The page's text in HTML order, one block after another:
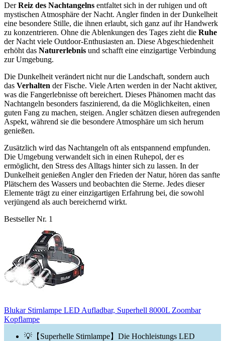
DerReiz des Nachtangelns entfaltet sich in der ruhigen und oft
mystischen Atmosphäre der Nacht. Angler finden in der Dunkelheit
eine besondere Stille, die ihnen erlaubt, sich ganz auf ihr Handwerk
zu konzentrieren. Ohne die Ablenkungen des Tages zieht die Ruhe
der Nacht viele Outdoor-Enthusiasten an. Diese Abgeschiedenheit
erhöht das Naturerlebnis und schafft eine einzigartige Verbindung
zur Umgebung.
Die Dunkelheit verändert nicht nur die Landschaft, sondern auch
das Verhalten der Fische. Viele Arten werden in der Nacht aktiver,
was die Fangerlebnisse oft bereichert. Dieses Phänomen macht das
Nachtangeln besonders faszinierend, da die Möglichkeiten, einen
guten Fang zu machen, steigen. Angler schätzen diesen aufregenden
Aspekt, während sie die besondere Atmosphäre um sich herum
genießen.
Zusätzlich wird das Nachtangeln oft als entspannend empfunden.
Die Umgebung verwandelt sich in einen Ruhepol, der es
ermöglicht, den Stress des Alltags hinter sich zu lassen. In der
Dunkelheit genießen Angler den Frieden der Natur, hören das sanfte
Plätschern des Wassers und beobachten die Sterne. Jedes dieser
Elemente trägt zu einer einzigartigen Erfahrung bei, die sowohl
verjüngend als auch bereichernd wirkt.
Bestseller Nr. 1
Blukar Stirnlampe LED Aufladbar, Superhell 8000L Zoombar
Kopflampe
💡【Superhelle Stirnlampe】Die Hochleistungs LED